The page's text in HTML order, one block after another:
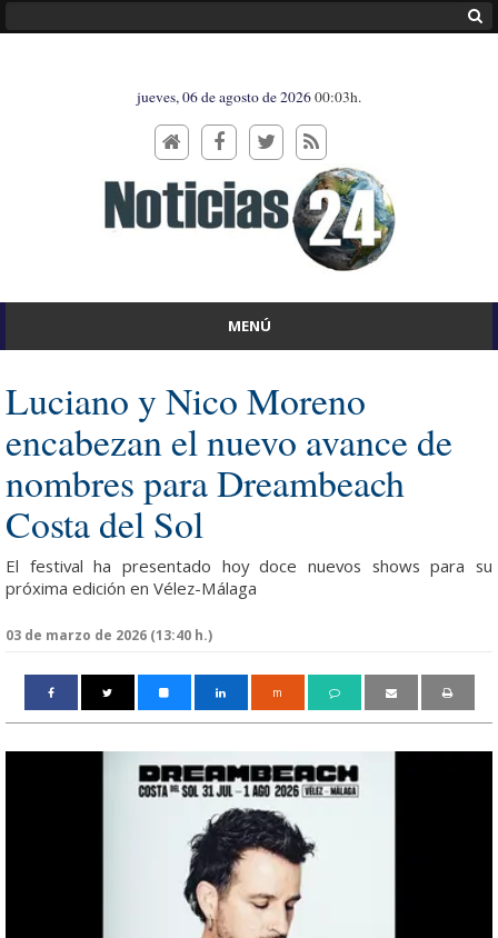
jueves, 06 de agosto de 202600:03h.
MENÚ
Luciano y Nico Moreno
encabezan el nuevo avance de
nombres para Dreambeach
Costa del Sol
El festival ha presentado hoy doce nuevos shows para su
próxima edición en Vélez-Málaga
03 de marzo de 2026 (13:40 h.)
m